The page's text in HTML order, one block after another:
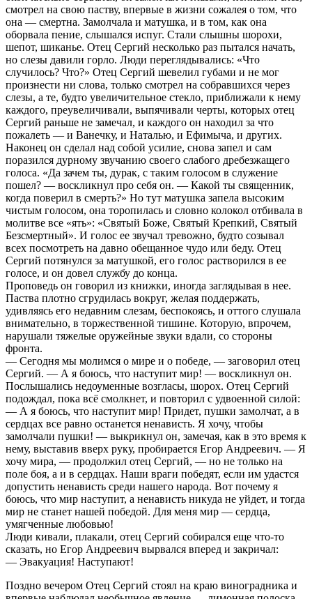
смотрел на свою паству, впервые в жизни сожалея о том, что
она — смертна. Замолчала и матушка, и в том, как она
оборвала пение, слышался испуг. Стали слышны шорохи,
шепот, шиканье. Отец Сергий несколько раз пытался начать,
но слезы давили горло. Люди переглядывались: «Что
случилось? Что?» Отец Сергий шевелил губами и не мог
произнести ни слова, только смотрел на собравшихся через
слезы, а те, будто увеличительное стекло, приближали к нему
каждого, преувеличивали, выпячивали черты, которых отец
Сергий раньше не замечал, и каждого он находил за что
пожалеть — и Ванечку, и Наталью, и Ефимыча, и других.
Наконец он сделал над собой усилие, снова запел и сам
поразился дурному звучанию своего слабого дребезжащего
голоса. «Да зачем ты, дурак, с таким голосом в служение
пошел? — воскликнул про себя он. — Какой ты священник,
когда поверил в смерть?» Но тут матушка запела высоким
чистым голосом, она торопилась и словно колокол отбивала в
молитве все «ять»: «Святый Боже, Святый Крепкий, Святый
Безсмертный». И голос ее звучал тревожно, будто созывал
всех посмотреть на давно обещанное чудо или беду. Отец
Сергий потянулся за матушкой, его голос растворился в ее
голосе, и он довел службу до конца.
Проповедь он говорил из книжки, иногда заглядывая в нее.
Паства плотно сгрудилась вокруг, желая поддержать,
удивляясь его недавним слезам, беспокоясь, и оттого слушала
внимательно, в торжественной тишине. Которую, впрочем,
нарушали тяжелые оружейные звуки вдали, со стороны
фронта.
— Сегодня мы молимся о мире и о победе, — заговорил отец
Сергий. — А я боюсь, что наступит мир! — воскликнул он.
Послышались недоуменные возгласы, шорох. Отец Сергий
подождал, пока всё смолкнет, и повторил с удвоенной силой:
— А я боюсь, что наступит мир! Придет, пушки замолчат, а в
сердцах все равно останется ненависть. Я хочу, чтобы
замолчали пушки! — выкрикнул он, замечая, как в это время к
нему, выставив вверх руку, пробирается Егор Андреевич. — Я
хочу мира, — продолжил отец Сергий, — но не только на
поле боя, а и в сердцах. Наши враги победят, если им удастся
допустить ненависть среди нашего народа. Вот почему я
боюсь, что мир наступит, а ненависть никуда не уйдет, и тогда
мир не станет нашей победой. Для меня мир — сердца,
умягченные любовью!
Люди кивали, плакали, отец Сергий собирался еще что-то
сказать, но Егор Андреевич вырвался вперед и закричал:
— Эвакуация! Наступают!
Поздно вечером Отец Сергий стоял на краю виноградника и